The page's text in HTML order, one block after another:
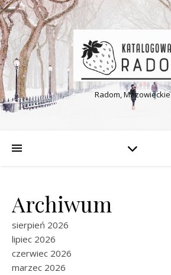
Radom, Mazowieckie
Archiwum
sierpień 2026
lipiec 2026
czerwiec 2026
marzec 2026